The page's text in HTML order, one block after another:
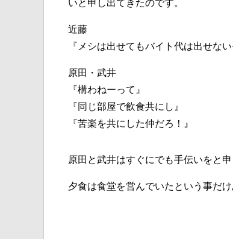
いと申し出てきたのです。
近藤
『メシは出せてもバイト代は出せない
原田・武井
『構わねーって』
『同じ部屋で飲食共にし』
『苦楽を共にした仲だろ！』
原田と武井はすぐにでも手伝いをと
夕食は食堂を営んでいたという事だ